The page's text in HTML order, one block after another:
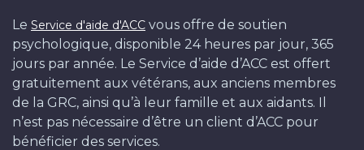
Le Service d'aide d'ACC vous offre de soutien
psychologique, disponible 24 heures par jour, 365
jours par année. Le Service d’aide d’ACC est offert
gratuitement aux vétérans, aux anciens membres
de la GRC, ainsi qu’à leur famille et aux aidants. Il
n’est pas nécessaire d’être un client d’ACC pour
bénéficier des services.